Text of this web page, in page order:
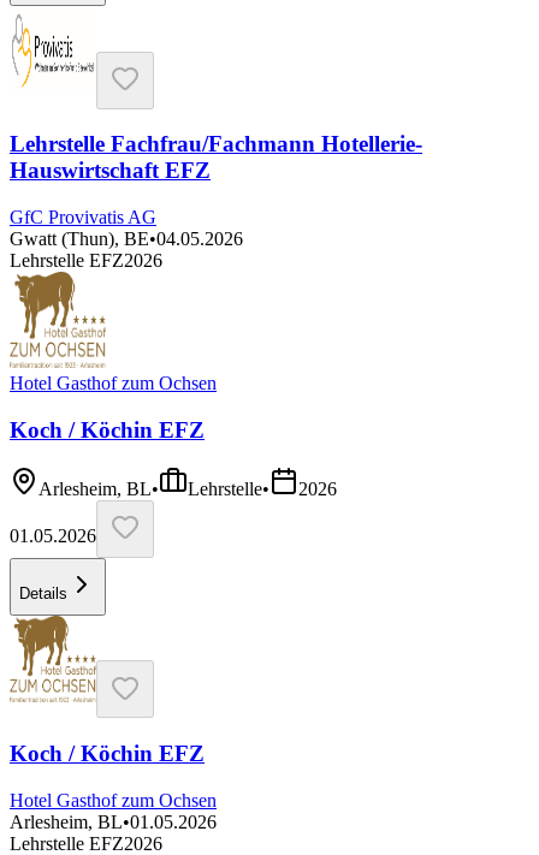
Lehrstelle Fachfrau/Fachmann Hotellerie-
Hauswirtschaft EFZ
GfC Provivatis AG
Gwatt (Thun), BE•04.05.2026
Lehrstelle EFZ2026
Hotel Gasthof zum Ochsen
Koch / Köchin EFZ
Arlesheim, BL• Lehrstelle• 2026
01.05.2026
Details
Koch / Köchin EFZ
Hotel Gasthof zum Ochsen
Arlesheim, BL•01.05.2026
Lehrstelle EFZ2026